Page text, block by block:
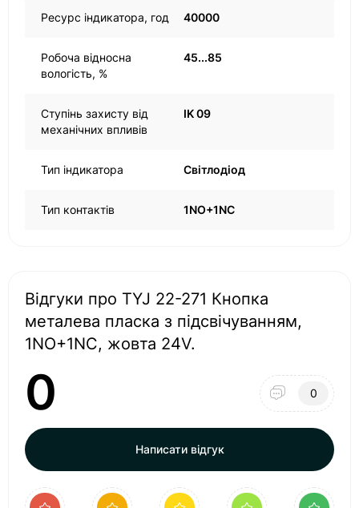
Ресурс індикатора, год 40000
Робоча відносна
вологість, %
45...85
Ступінь захисту від
механічних впливів
IK 09
Тип індикатора Світлодіод
Тип контактів 1NO+1NC
Відгуки про TYJ 22-271 Кнопка
металева пласка з підсвічуванням,
1NO+1NC, жовта 24V.
0 0
Написати відгук